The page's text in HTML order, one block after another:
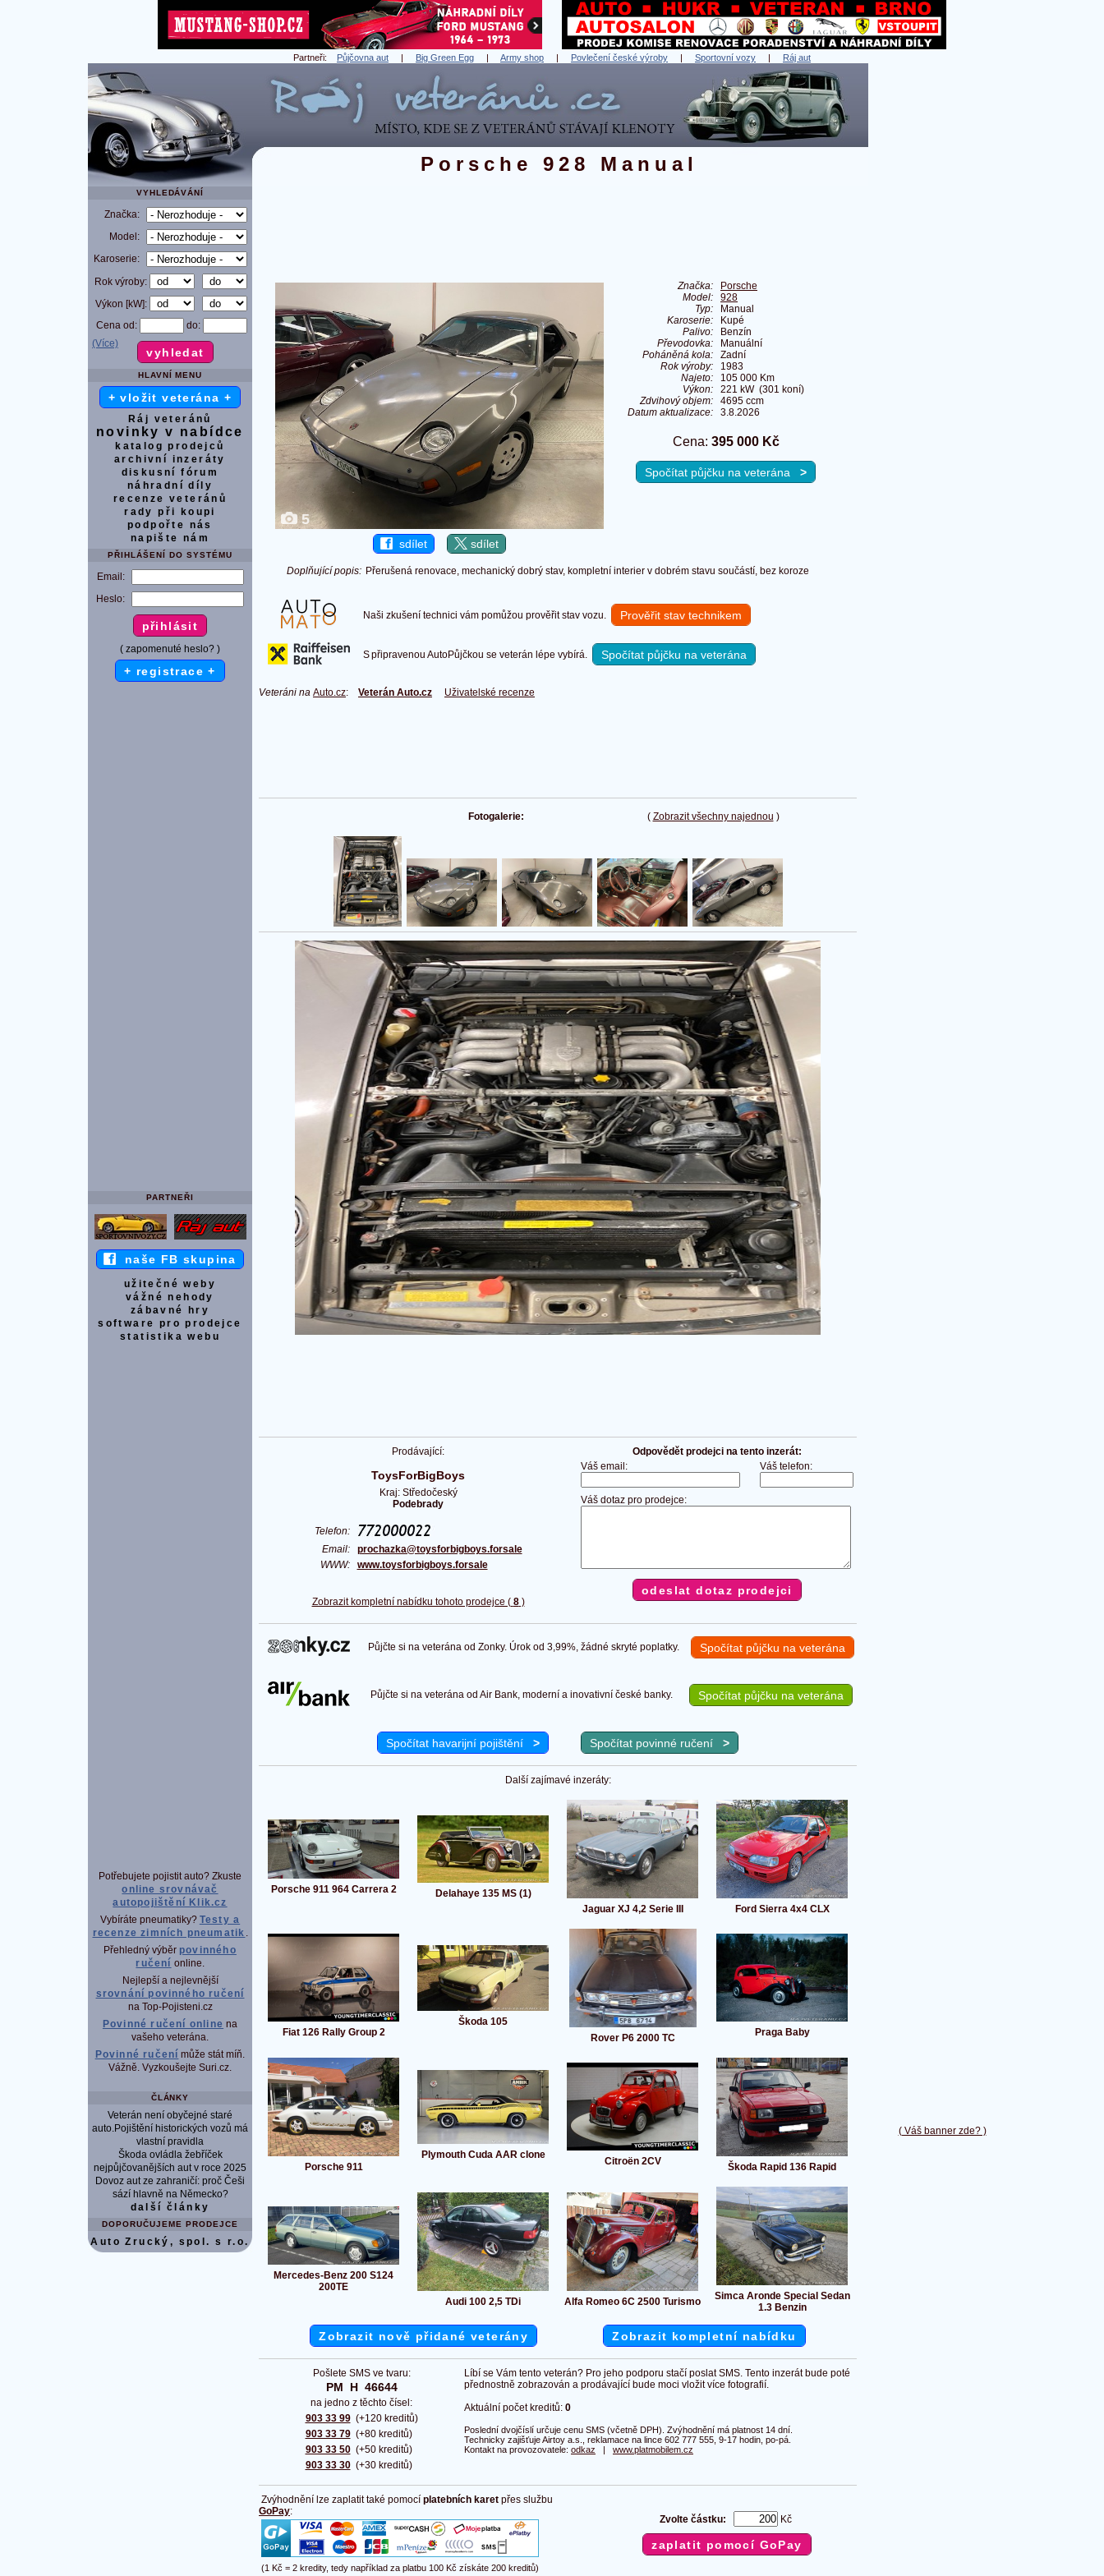
Partneři: Půjčovna aut | Big Green Egg | Army shop | Povlečení české výroby | Sportovní vozy | Ráj aut
( Váš banner zde? )
Porsche 928 Manual
VYHLEDÁVÁNÍ
Značka:
Model:
Karoserie:
Rok výroby:
Výkon [kW]:
Cena od:
do:
(Více)
HLAVNÍ MENU
+ vložit veterána +
Ráj veteránů
novinky v nabídce
katalog prodejců
archivní inzeráty
diskusní fórum
náhradní díly
recenze veteránů
rady při koupi
podpořte nás
napište nám
PŘIHLÁŠENÍ DO SYSTÉMU
Email:
Heslo:
( zapomenuté heslo? )
+ registrace +
PARTNEŘI
naše FB skupina
užitečné weby
vážné nehody
zábavné hry
software pro prodejce
statistika webu
Potřebujete pojistit auto? Zkuste
online srovnávač
autopojištění Klik.cz
Vybíráte pneumatiky? Testy a
recenze zimních pneumatik .
Přehledný výběr povinného
ručení online.
Nejlepší a nejlevnější
srovnání povinného ručení
na Top-Pojisteni.cz
Povinné ručení online na
vašeho veterána.
Povinné ručení může stát míň.
Vážně. Vyzkoušejte Suri.cz.
ČLÁNKY
Veterán není obyčejné staré
auto.Pojištění historických vozů má
vlastní pravidla
Škoda ovládla žebříček
nejpůjčovanějších aut v roce 2025
Dovoz aut ze zahraničí: proč Češi
sází hlavně na Německo?
další články
DOPORUČUJEME PRODEJCE
Auto Zrucký, spol. s r.o.
5
sdílet sdílet
Značka:
Porsche
Model:
928
Typ:
Manual
Karoserie:
Kupé
Palivo:
Benzín
Převodovka:
Manuální
Poháněná kola:
Zadní
Rok výroby:
1983
Najeto:
105 000 Km
Výkon:
221 kW (301 koní)
Zdvihový objem:
4695 ccm
Datum aktualizace:
3.8.2026
Cena: 395 000 Kč
Spočítat půjčku na veterána >
Doplňující popis: Přerušená renovace, mechanický dobrý stav, kompletní interier v dobrém stavu součástí, bez koroze
Naši zkušení technici vám pomůžou prověřit stav vozu. Prověřit stav technikem
S připravenou AutoPůjčkou se veterán lépe vybírá. Spočítat půjčku na veterána
Veteráni na Auto.cz: Veterán Auto.cz Uživatelské recenze
( Zobrazit všechny najednou )
Fotogalerie:
Prodávající:
ToysForBigBoys
Kraj: Středočeský
Podebrady
Telefon:
Email: prochazka@toysforbigboys.forsale
WWW: www.toysforbigboys.forsale
Zobrazit kompletní nabídku tohoto prodejce ( 8)
Odpovědět prodejci na tento inzerát:
Váš email:
Váš telefon:
Váš dotaz pro prodejce:
Půjčte si na veterána od Zonky. Úrok od 3,99%, žádné skryté poplatky. Spočítat půjčku na veterána
Půjčte si na veterána od Air Bank, moderní a inovativní české banky. Spočítat půjčku na veterána
Spočítat havarijní pojištění > Spočítat povinné ručení >
Další zajímavé inzeráty:
Porsche 911 964 Carrera 2
Delahaye 135 MS (1)
Jaguar XJ 4,2 Serie III
Ford Sierra 4x4 CLX
Fiat 126 Rally Group 2
Škoda 105
Rover P6 2000 TC
Praga Baby
Porsche 911
Plymouth Cuda AAR clone
Citroën 2CV Škoda Rapid 136 Rapid
Mercedes-Benz 200 S124
200TE
Audi 100 2,5 TDi
Alfa Romeo 6C 2500 Turismo
Simca Aronde Special Sedan
1.3 Benzin
Zobrazit nově přidané veterány Zobrazit kompletní nabídku
Pošlete SMS ve tvaru:
PM  H  46644
na jedno z těchto čísel:
903 33 99
903 33 79
903 33 50
903 33 30
(+120 kreditů)
(+80 kreditů)
(+50 kreditů)
(+30 kreditů)
Líbí se Vám tento veterán? Pro jeho podporu stačí poslat SMS. Tento inzerát bude poté
přednostně zobrazován a prodávající bude moci vložit více fotografií.
Aktuální počet kreditů: 0
Poslední dvojčíslí určuje cenu SMS (včetně DPH). Zvýhodnění má platnost 14 dní.
Technicky zajišťuje Airtoy a.s., reklamace na lince 602 777 555, 9-17 hodin, po-pá.
Kontakt na provozovatele: odkaz | www.platmobilem.cz
Zvýhodnění lze zaplatit také pomocí platebních karet přes službu
GoPay:
(1 Kč = 2 kredity, tedy například za platbu 100 Kč získáte 200 kreditů)
Zvolte částku: Kč